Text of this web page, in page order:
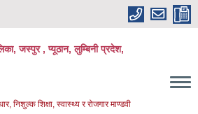
जस्पुर , प्यूठान, लुम्बिनी प्रदेश,
निशुल्क शिक्षा, स्वास्थ्य र रोजगार माण्डवी